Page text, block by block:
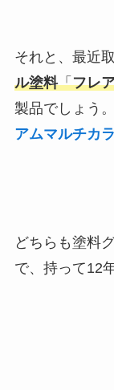
それと、最近
ル塗料「フレ
製品でしょう
アムマルチカ
どちらも塗料
で、持って12